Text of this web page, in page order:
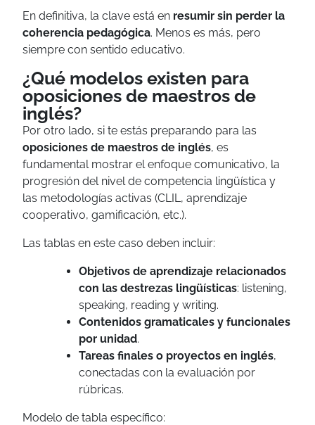
En definitiva, la clave está en resumir sin perder la
coherencia pedagógica. Menos es más, pero
siempre con sentido educativo.
¿Qué modelos existen para
oposiciones de maestros de
inglés?
Por otro lado, si te estás preparando para las
oposiciones de maestros de inglés, es
fundamental mostrar el enfoque comunicativo, la
progresión del nivel de competencia lingüística y
las metodologías activas (CLIL, aprendizaje
cooperativo, gamificación, etc.).
Las tablas en este caso deben incluir:
Objetivos de aprendizaje relacionados
con las destrezas lingüísticas: listening,
speaking, reading y writing.
Contenidos gramaticales y funcionales
por unidad.
Tareas finales o proyectos en inglés,
conectadas con la evaluación por
rúbricas.
Modelo de tabla específico: